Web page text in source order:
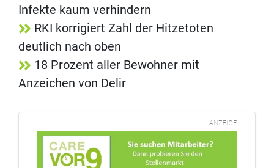
Infekte kaum verhindern
RKI korrigiert Zahl der Hitzetoten
deutlich nach oben
18 Prozent aller Bewohner mit
Anzeichen von Delir
ANZEIGE